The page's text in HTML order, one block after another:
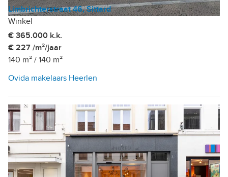
Limbrichterstraat 46, Sittard
Winkel
€ 365.000 k.k.
€ 227 /m²/jaar
140 m² / 140 m²
Ovida makelaars Heerlen